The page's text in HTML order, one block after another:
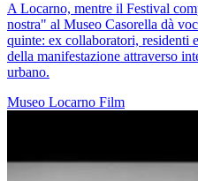
A Locarno, mentre il Festival
nostra" al Museo Casorella dà
quinte: ex collaboratori, residenti
della manifestazione attraverso
urbano.
Museo Locarno Film